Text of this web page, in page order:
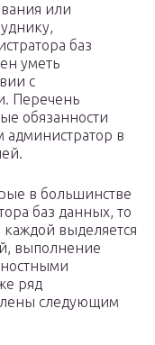
или
баз
уметь
с
Перечень
обязанности
администратор в
в большинстве
баз данных, то
выделяется
выполнение
ряд
следующим